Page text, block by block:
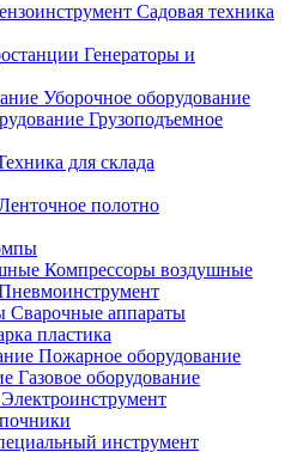
Садовая техника
Генераторы и
Уборочное оборудование
Грузоподъемное
для склада
полотно
Компрессоры воздушные
Сварочные аппараты
пластика
Пожарное оборудование
Газовое оборудование
Электроинструмент